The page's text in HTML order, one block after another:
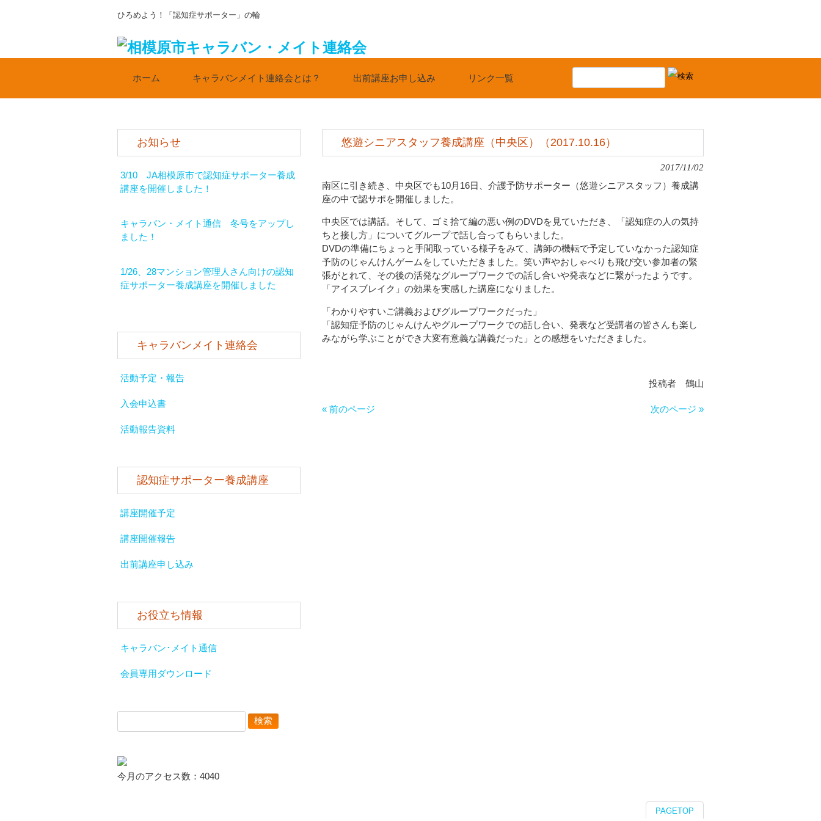
ひろめよう！「認知症サポーター」の輪
ホーム キャラバンメイト連絡会とは？ 出前講座お申し込み リンク一覧
悠遊シニアスタッフ養成講座（中央区）（2017.10.16）
2017/11/02
南区に引き続き、中央区でも10月16日、介護予防サポーター（悠遊シニアスタッフ）養成講
座の中で認サポを開催しました。
中央区では講話。そして、ゴミ捨て編の悪い例のDVDを見ていただき、「認知症の人の気持
ちと接し方」についてグループで話し合ってもらいました。
DVDの準備にちょっと手間取っている様子をみて、講師の機転で予定していなかった認知症
予防のじゃんけんゲームをしていただきました。笑い声やおしゃべりも飛び交い参加者の緊
張がとれて、その後の活発なグループワークでの話し合いや発表などに繋がったようです。
「アイスブレイク」の効果を実感した講座になりました。
「わかりやすいご講義およびグループワークだった」
「認知症予防のじゃんけんやグループワークでの話し合い、発表など受講者の皆さんも楽し
みながら学ぶことができ大変有意義な講義だった」との感想をいただきました。
投稿者 鶴山
« 前のページ 次のページ »
お知らせ
3/10 JA相模原市で認知症サポーター養成
講座を開催しました！
キャラバン・メイト通信 冬号をアップし
ました！
1/26、28マンション管理人さん向けの認知
症サポーター養成講座を開催しました
キャラバンメイト連絡会
活動予定・報告
入会申込書
活動報告資料
認知症サポーター養成講座
講座開催予定
講座開催報告
出前講座申し込み
お役立ち情報
キャラバン･メイト通信
会員専用ダウンロード
索:
今月のアクセス数：4040
PAGETOP